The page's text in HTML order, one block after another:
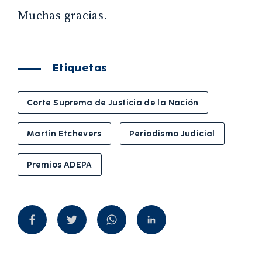
Muchas gracias.
Etiquetas
Corte Suprema de Justicia de la Nación
Martín Etchevers Periodismo Judicial
Premios ADEPA